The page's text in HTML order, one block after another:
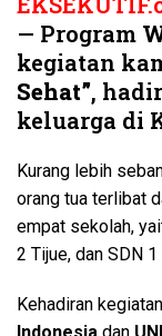
— Program
kegiatan
Sehat”,
keluarga di
Kurang lebih
orang tua terlibat
empat sekolah,
2 Tijue, dan SDN 1
Kehadiran